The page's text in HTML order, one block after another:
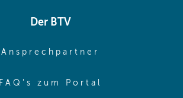
Der BTV
Ansprechpartner
FAQ's zum Portal